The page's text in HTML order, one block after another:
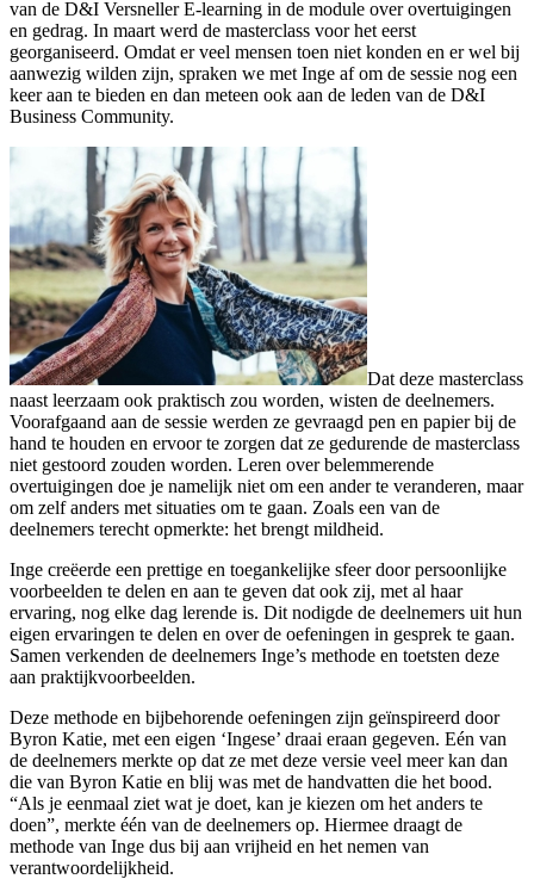
van de D&I Versneller E-learning in de module over overtuigingen
en gedrag. In maart werd de masterclass voor het eerst
georganiseerd. Omdat er veel mensen toen niet konden en er wel bij
aanwezig wilden zijn, spraken we met Inge af om de sessie nog een
keer aan te bieden en dan meteen ook aan de leden van de D&I
Business Community.
Dat deze masterclass
naast leerzaam ook praktisch zou worden, wisten de deelnemers.
Voorafgaand aan de sessie werden ze gevraagd pen en papier bij de
hand te houden en ervoor te zorgen dat ze gedurende de masterclass
niet gestoord zouden worden. Leren over belemmerende
overtuigingen doe je namelijk niet om een ander te veranderen, maar
om zelf anders met situaties om te gaan. Zoals een van de
deelnemers terecht opmerkte: het brengt mildheid.
Inge creëerde een prettige en toegankelijke sfeer door persoonlijke
voorbeelden te delen en aan te geven dat ook zij, met al haar
ervaring, nog elke dag lerende is. Dit nodigde de deelnemers uit hun
eigen ervaringen te delen en over de oefeningen in gesprek te gaan.
Samen verkenden de deelnemers Inge’s methode en toetsten deze
aan praktijkvoorbeelden.
Deze methode en bijbehorende oefeningen zijn geïnspireerd door
Byron Katie, met een eigen ‘Ingese’ draai eraan gegeven. Eén van
de deelnemers merkte op dat ze met deze versie veel meer kan dan
die van Byron Katie en blij was met de handvatten die het bood.
“Als je eenmaal ziet wat je doet, kan je kiezen om het anders te
doen”, merkte één van de deelnemers op. Hiermee draagt de
methode van Inge dus bij aan vrijheid en het nemen van
verantwoordelijkheid.